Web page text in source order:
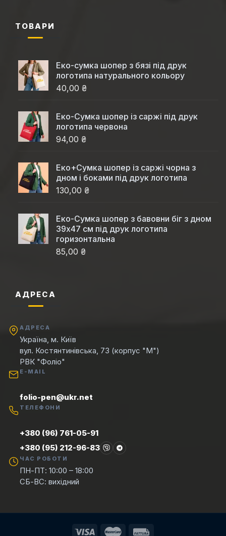
ТОВАРИ
Еко-сумка шопер з бязі під друк
логотипа натурального кольору
40,00 ₴
Еко-Cумка шопер із саржі під друк
логотипа червона
94,00 ₴
Еко+Сумка шопер із саржі чорна з
дном і боками під друк логотипа
130,00 ₴
Еко-Сумка шопер з бавовни біг з дном
39x47 см під друк логотипа
горизонтальна
85,00 ₴
АДРЕСА
АДРЕСА
Україна, м. Київ
вул. Костянтинівська, 73 (корпус "М")
РВК "Фоліо"
E-MAIL
folio-pen@ukr.net
ТЕЛЕФОНИ
+380 (96) 761-05-91
+380 (95) 212-96-83
ЧАС РОБОТИ
ПН-ПТ: 10:00 – 18:00
СБ-ВС: вихідний